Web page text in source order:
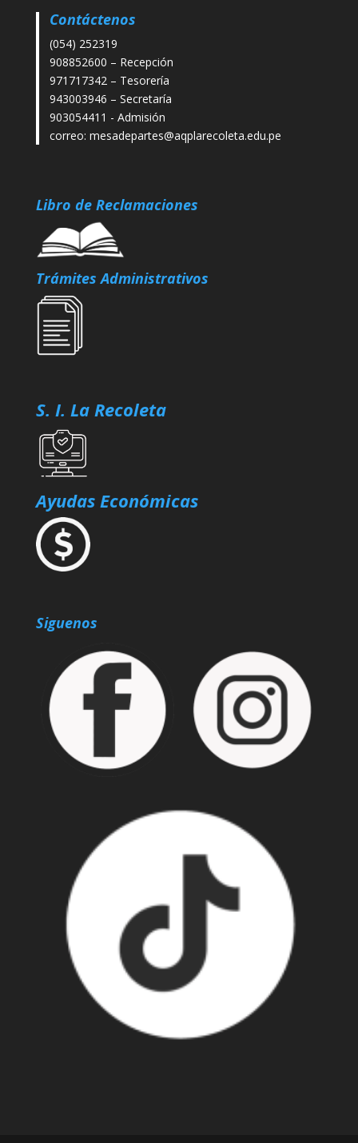
Contáctenos
(054) 252319
908852600 – Recepción
971717342 – Tesorería
943003946 – Secretaría
903054411 - Admisión
correo:mesadepartes@aqplarecoleta.edu.pe
Libro de Reclamaciones
Trámites Administrativos
S. I. La Recoleta
Ayudas Económicas
Siguenos